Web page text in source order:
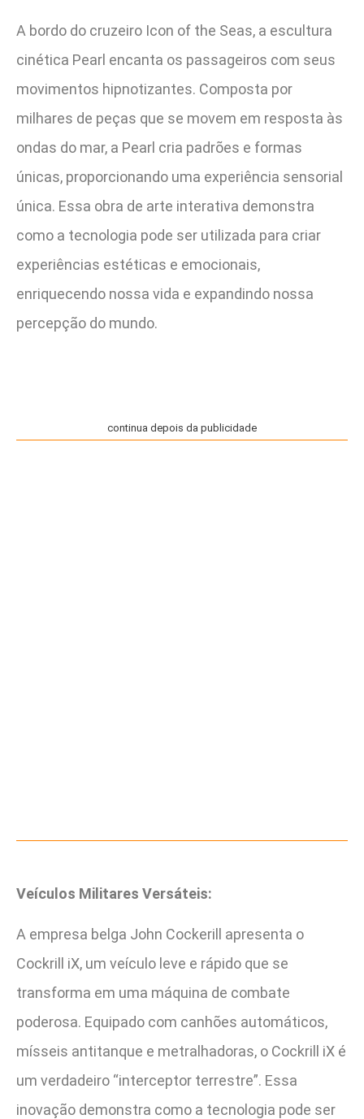
A bordo do cruzeiro Icon of the Seas, a escultura
cinética Pearl encanta os passageiros com seus
movimentos hipnotizantes. Composta por
milhares de peças que se movem em resposta às
ondas do mar, a Pearl cria padrões e formas
únicas, proporcionando uma experiência sensorial
única. Essa obra de arte interativa demonstra
como a tecnologia pode ser utilizada para criar
experiências estéticas e emocionais,
enriquecendo nossa vida e expandindo nossa
percepção do mundo.
continua depois da publicidade
Veículos Militares Versáteis:
A empresa belga John Cockerill apresenta o
Cockrill iX, um veículo leve e rápido que se
transforma em uma máquina de combate
poderosa. Equipado com canhões automáticos,
mísseis antitanque e metralhadoras, o Cockrill iX é
um verdadeiro “interceptor terrestre”. Essa
inovação demonstra como a tecnologia pode ser